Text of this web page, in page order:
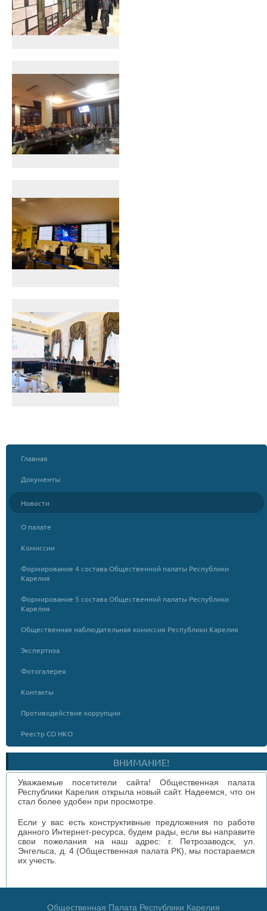
Главная
Документы
Новости
О палате
Комиссии
Формирование 4 состава Общественной палаты Республики
Карелия
Формирование 5 состава Общественной палаты Республики
Карелия
Общественная наблюдательная комиссия Республики Карелия
Экспертиза
Фотогалерея
Контакты
Противодействие коррупции
Реестр СО НКО
ВНИМАНИЕ!
Уважаемые посетители сайта! Общественная палата
Республики Карелия открыла новый сайт. Надеемся, что он
стал более удобен при просмотре.
Если у вас есть конструктивные предложения по работе
данного Интернет-ресурса, будем рады, если вы направите
свои пожелания на наш адрес: г. Петрозаводск, ул.
Энгельса, д. 4 (Общественная палата РК), мы постараемся
их учесть.
Общественная Палата Республики Карелия